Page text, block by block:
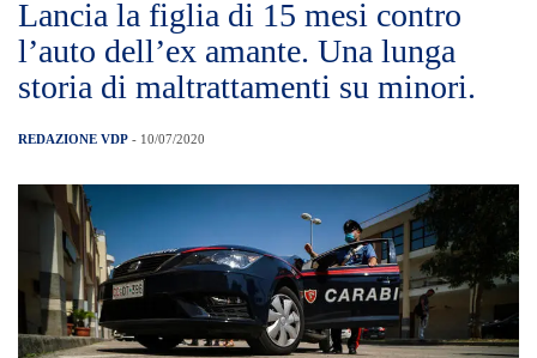
Lancia la figlia di 15 mesi contro
l’auto dell’ex amante. Una lunga
storia di maltrattamenti su minori.
REDAZIONE VDP - 10/07/2020